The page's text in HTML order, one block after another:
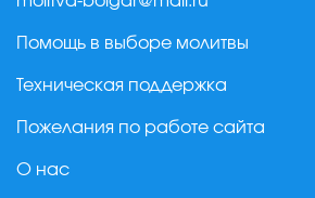
Помощь в выборе молитвы
Техническая поддержка
Пожелания по работе сайта
О нас